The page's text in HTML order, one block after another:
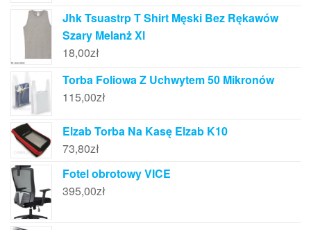
Jhk Tsuastrp T Shirt Męski Bez Rękawów
Szary Melanż Xl
18,00zł
Torba Foliowa Z Uchwytem 50 Mikronów
115,00zł
Elzab Torba Na Kasę Elzab K10
73,80zł
Fotel obrotowy VICE
395,00zł